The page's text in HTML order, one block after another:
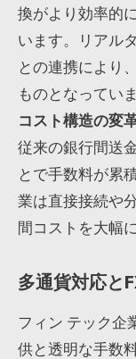
換がより効率的
います。リアル
との連携により
ものとなっていま
コスト構造の変
従来の銀行間送
とで手数料が累
業は直接接続や
間コストを大幅
多通貨対応と
フィン テック企
供と透明な手数